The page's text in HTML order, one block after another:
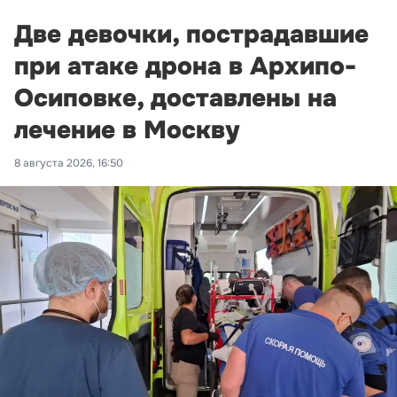
Две девочки, пострадавшие
при атаке дрона в Архипо-
Осиповке, доставлены на
лечение в Москву
8 августа 2026, 16:50